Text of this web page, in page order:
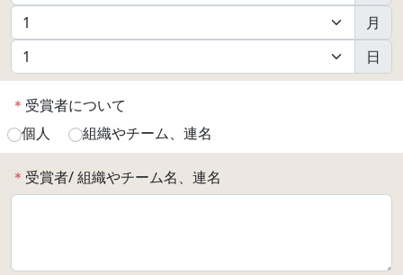
月
日
＊ 受賞者について
個人
組織やチーム、連名
＊ 受賞者/ 組織やチーム名、連名